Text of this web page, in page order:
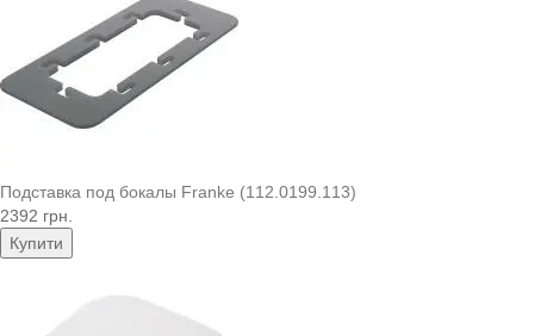
Подставка под бокалы Franke (112.0199.113)
2392 грн.
Купити